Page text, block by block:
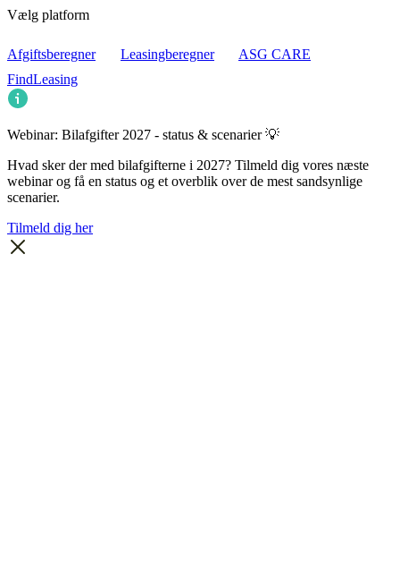
Vælg platform
Afgiftsberegner Leasingberegner
ASG CARE
FindLeasing
Webinar: Bilafgifter 2027 - status & scenarier 💡
Hvad sker der med bilafgifterne i 2027? Tilmeld dig vores næste
webinar og få en status og et overblik over de mest sandsynlige
scenarier.
Tilmeld dig her